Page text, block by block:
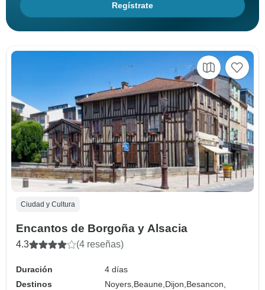
Regístrate
Ciudad y Cultura
Encantos de Borgoña y Alsacia
4.3 (4 reseñas)
Duración
4 días
Destinos
Noyers,Beaune,Dijon,Besancon,